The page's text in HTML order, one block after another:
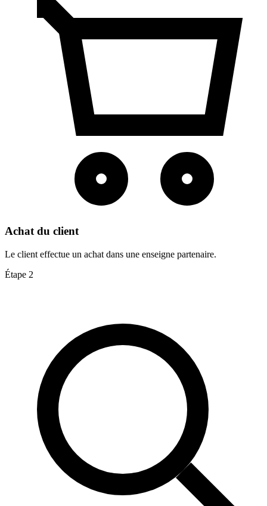
Achat du client
Le client effectue un achat dans une enseigne partenaire.
Étape 2